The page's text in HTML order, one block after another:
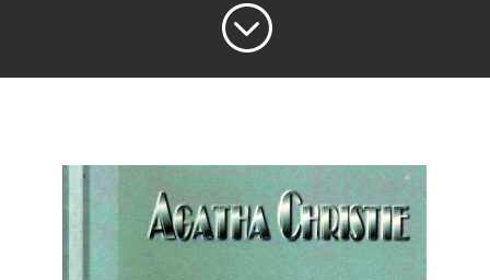
;